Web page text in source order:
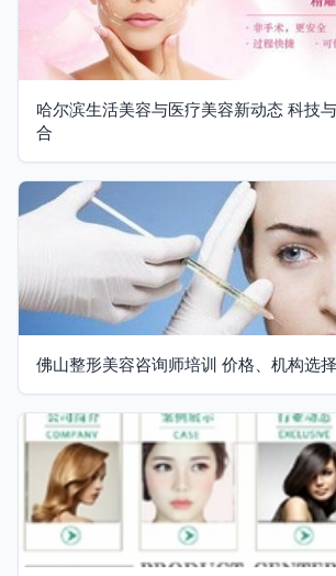
哈尔滨生活美容与医疗美容新动态 科技
合
佛山整形美容咨询师培训 价格、机构选